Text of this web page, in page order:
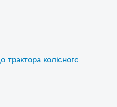
трактора колісного